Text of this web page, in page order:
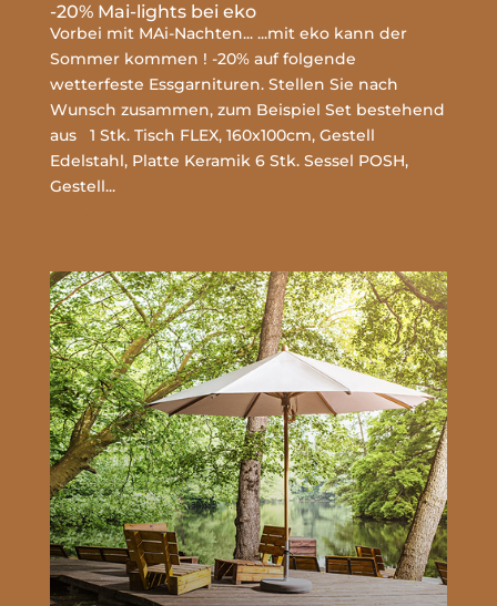
-20% Mai-lights bei eko
Vorbei mit MAi-Nachten... ...mit eko kann der
Sommer kommen ! -20% auf folgende
wetterfeste Essgarnituren. Stellen Sie nach
Wunsch zusammen, zum Beispiel Set bestehend
aus 1 Stk. Tisch FLEX, 160x100cm, Gestell
Edelstahl, Platte Keramik 6 Stk. Sessel POSH,
Gestell...